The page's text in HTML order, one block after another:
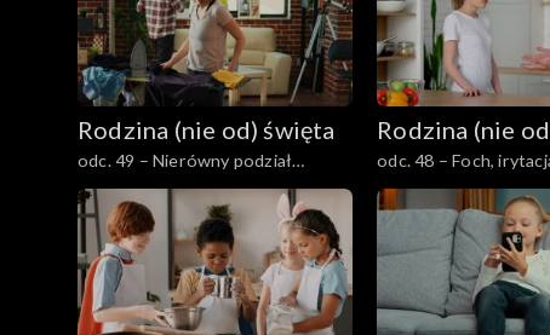
Rodzina (nie od) święta
odc. 49 – Nierówny podział
obowiązków w małżeństwie – jak
znaleźć równowagę?
Rodzina (nie
odc. 48 – Foch,
małżeństwie – jak
radzić?